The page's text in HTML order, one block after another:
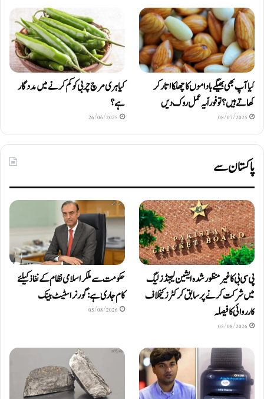
کیا آپ بھی بھیگے باداموں کا چھلکا اتار کر
کھاتے ہیں؟ تو فوراً یہ عمل روک دیں
08/07/2025
کیا ہری مرچ چربی کو کم کرنے میں مددگار
ہے؟
26/06/2025
پاکستان سے
پی سی بی کا غیر منظور شدہ ایشین لیجنڈز لیگ
میں شرکت کرنے پر سابق کرکٹرز کیخلاف
کارروائی کا فیصلہ
05/08/2026
حکومت سے ملکر اسلامی نظام کے نفاذ کیلئے
کام جاری ہے: گورنر اسٹیٹ بینک
05/08/2026